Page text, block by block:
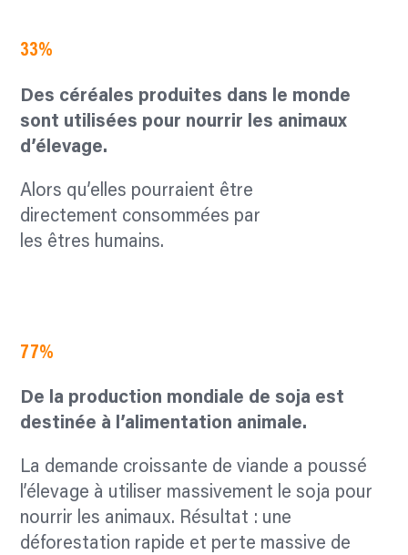
33%
Des céréales produites dans le monde
sont utilisées pour nourrir les animaux
d’élevage.
Alors qu’elles pourraient être
directement consommées par
les êtres humains.
77%
De la production mondiale de soja est
destinée à l’alimentation animale.
La demande croissante de viande a poussé
l’élevage à utiliser massivement le soja pour
nourrir les animaux. Résultat : une
déforestation rapide et perte massive de